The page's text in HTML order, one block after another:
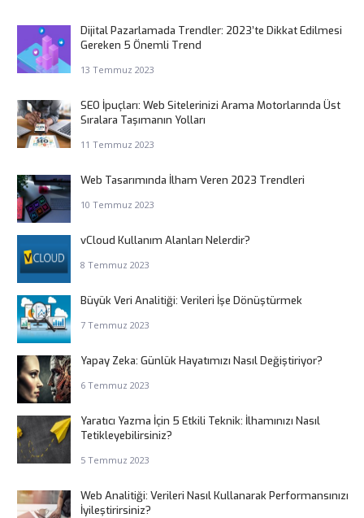
Dijital Pazarlamada Trendler: 2023’te Dikkat Edilmesi
Gereken 5 Önemli Trend
13 Temmuz 2023
SEO İpuçları: Web Sitelerinizi Arama Motorlarında Üst
Sıralara Taşımanın Yolları
11 Temmuz 2023
Web Tasarımında İlham Veren 2023 Trendleri
10 Temmuz 2023
vCloud Kullanım Alanları Nelerdir?
8 Temmuz 2023
Büyük Veri Analitiği: Verileri İşe Dönüştürmek
7 Temmuz 2023
Yapay Zeka: Günlük Hayatımızı Nasıl Değiştiriyor?
6 Temmuz 2023
Yaratıcı Yazma İçin 5 Etkili Teknik: İlhamınızı Nasıl
Tetikleyebilirsiniz?
5 Temmuz 2023
Web Analitiği: Verileri Nasıl Kullanarak Performansınızı
İyileştirirsiniz?